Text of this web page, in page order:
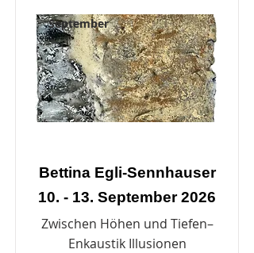
September
Bettina Egli-Sennhauser
10. - 13. September 2026
Zwischen Höhen und Tiefen–
Enkaustik Illusionen